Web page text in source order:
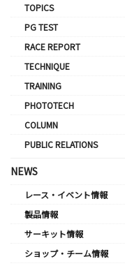
TOPICS
PG TEST
RACE REPORT
TECHNIQUE
TRAINING
PHOTOTECH
COLUMN
PUBLIC RELATIONS
NEWS
レース・イベント情報
製品情報
サーキット情報
ショップ・チーム情報